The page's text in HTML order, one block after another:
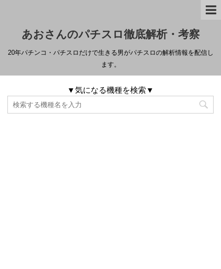
あおさんのパチスロ徹底解析・考察
20年パチンコ・パチスロだけで生きる男がパチスロの解析情報を配信し
ます。
▼気になる機種を検索▼